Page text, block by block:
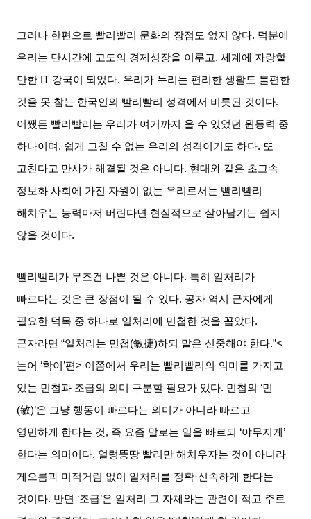
그러나 한편으로 빨리빨리 문화의 장점도 없지 않다. 덕분에
우리는 단시간에 고도의 경제성장을 이루고,세계에 자랑할
만한 IT 강국이 되었다. 우리가 누리는 편리한 생활도 불편한
것을 못 참는 한국인의 빨리빨리 성격에서 비롯된 것이다.
어쨌든 빨리빨리는 우리가 여기까지 올 수 있었던 원동력 중
하나이며 , 쉽게 고칠 수 없는 우리의 성격이기도 하다. 또
고친다고 만사가 해결될 것은 아니다. 현대와 같은 초고속
정보화 사회에 가진 자원이 없는 우리로서는 빨리빨리
해치우는 능력마저 버린다면 현실적으로 살아남기는 쉽지
않을 것이다.
빨리빨리가 무조건 나쁜 것은 아니다. 특히 일처리가
빠르다는 것은 큰 장점이 될 수 있다. 공자 역시 군자에게
필요한 덕목 중 하나로 일처리에 민첩한 것을 꼽았다.
군자라면 “일처리는 민첩(敏捷)하되 말은 신중해야 한다.”<
논어 ‘학이 ’편> 이쯤에서 우리는 빨리빨리의 의미를 가지고
있는 민첩과 조급의 의미 구분할 필요가 있다. 민첩의 ‘민
(敏)’은 그냥 행동이 빠르다는 의미가 아니라 빠르고
영민하게 한다는 것, 즉 요즘 말로는 일을 빠르되 ‘야무지게 ’
한다는 의미이다. 얼렁뚱땅 빨리만 해치우자는 것이 아니라
게으름과 미적거림 없이 일처리를 정확·신속하게 한다는
것이다. 반면 ‘조급’은 일처리 그 자체와는 관련이 적고 주로